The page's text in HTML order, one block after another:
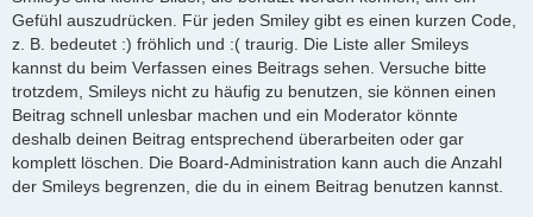
Gefühl auszudrücken. Für jeden Smiley gibt es einen kurzen Code,
z. B. bedeutet :) fröhlich und :( traurig. Die Liste aller Smileys
kannst du beim Verfassen eines Beitrags sehen. Versuche bitte
trotzdem, Smileys nicht zu häufig zu benutzen, sie können einen
Beitrag schnell unlesbar machen und ein Moderator könnte
deshalb deinen Beitrag entsprechend überarbeiten oder gar
komplett löschen. Die Board-Administration kann auch die Anzahl
der Smileys begrenzen, die du in einem Beitrag benutzen kannst.